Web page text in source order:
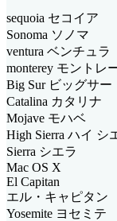
sequoia セコイア
Sonoma ソノマ
ventura ベンチュラ
monterey モントレ
Big Sur ビッグサー
Catalina カタリナ
Mojave モハベ
High Sierra ハイ シ
Sierra シエラ
Mac OS X
El Capitan
エル・キャピタン
Yosemite ヨセミテ